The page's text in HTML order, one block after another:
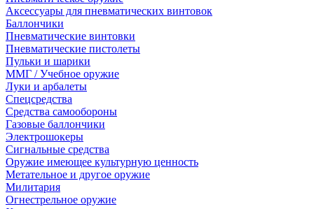
Аксессуары для пневматических винтовок
Баллончики
Пневматические винтовки
Пневматические пистолеты
Пульки и шарики
ММГ / Учебное оружие
Луки и арбалеты
Спецсредства
Средства самообороны
Газовые баллончики
Электрошокеры
Сигнальные средства
Оружие имеющее культурную ценность
Метательное и другое оружие
Милитария
Огнестрельное оружие